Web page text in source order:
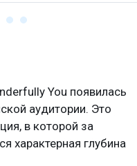
You появилась
аудитории. Это
в которой за
характерная глубина